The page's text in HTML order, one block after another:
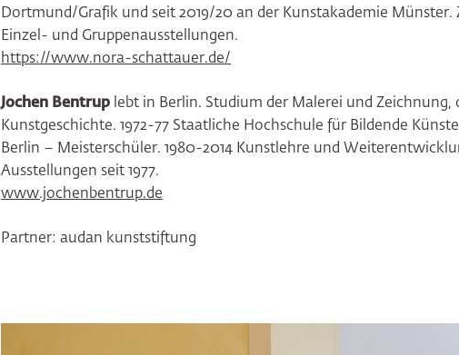
Dortmund/Grafik und seit 2019/20 an der Kunstakademie Münster.
Einzel- und Gruppenausstellungen.
https://www.nora-schattauer.de/
Jochen Bentrup lebt in Berlin. Studium der Malerei und Zeichnung,
Kunstgeschichte. 1972-77 Staatliche Hochschule für Bildende
Berlin – Meisterschüler. 1980-2014 Kunstlehre und
Ausstellungen seit 1977.
www.jochenbentrup.de
Partner: audan kunststiftung